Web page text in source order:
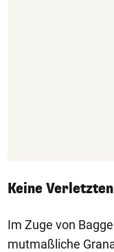
Keine
Im Zuge von
mutmaßliche